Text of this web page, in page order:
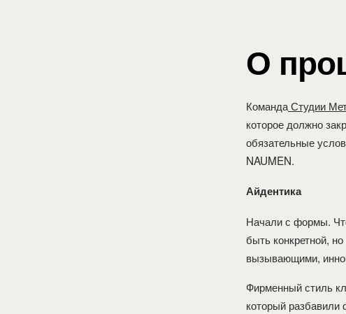
О
КомандаСтудии
которое должно
обязательные
NAUMEN.
Айдентика
Начали с формы.
быть конкретной,
вызывающими,
Фирменный стиль
который